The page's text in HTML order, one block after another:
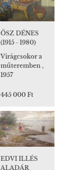
ŐSZ DÉNES
(1915 - 1980)
Virágcsokor a
műteremben ,
1957
445 000 Ft
EDVI ILLÉS
ALADÁR